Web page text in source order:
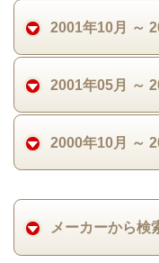
2001年10月 ～
2001年05月 ～
2000年10月 ～
メーカーから検